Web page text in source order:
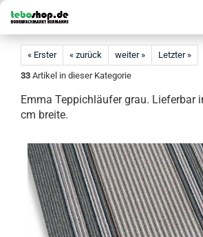
« Erster « zurück weiter »
Letzter »
33 Artikel in dieser Kategorie
Emma Teppichläufer grau. Lieferbar
cm breite.